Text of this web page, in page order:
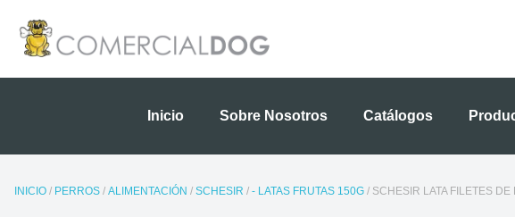
contenido
Inicio Sobre Nosotros Catálogos
INICIO / PERROS / ALIMENTACIÓN / SCHESIR / - LATAS FRUTAS 150G / SCHESIR LATA FILETES DE